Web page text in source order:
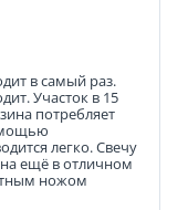
в самый раз.
Участок в 15
потребляет
легко. Свечу
ещё в отличном
ножом